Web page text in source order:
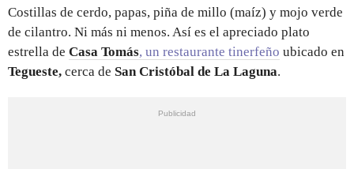
Costillas de cerdo, papas, piña de millo (maíz) y mojo verde
de cilantro. Ni más ni menos. Así es el apreciado plato
estrella de Casa Tomás, un restaurante tinerfeño ubicado en
Tegueste, cerca de San Cristóbal de La Laguna.